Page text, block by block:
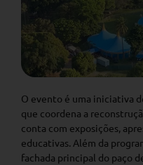
O evento é uma iniciativa
que coordena a
conta com exposições,
educativas. Além da
fachada principal do paço